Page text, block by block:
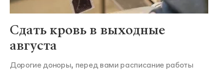
Сдать кровь в выходные
августа
Дорогие доноры, перед вами расписание работы